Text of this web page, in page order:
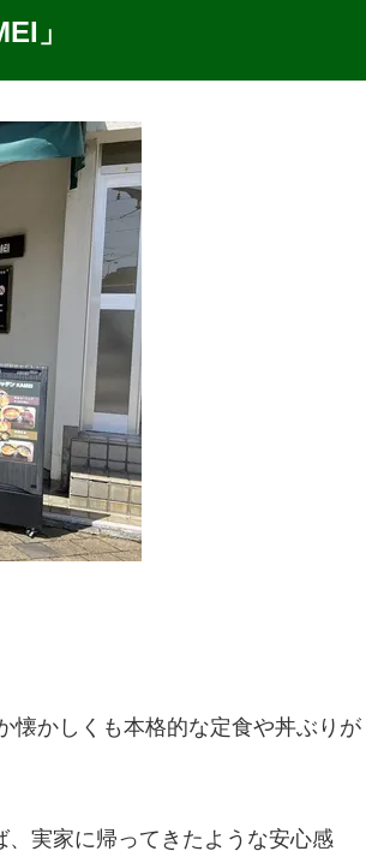
」
懐かしくも本格的な定食や丼ぶりが
実家に帰ってきたような安心感